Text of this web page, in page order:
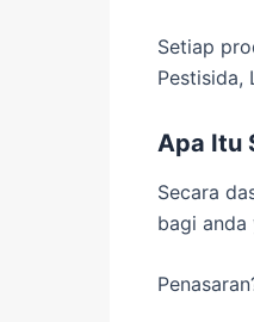
Setiap
Pestisida,
Apa Itu
Secara
bagi anda